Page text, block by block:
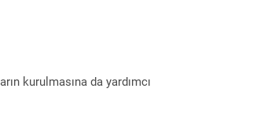
kurulmasına da yardımcı